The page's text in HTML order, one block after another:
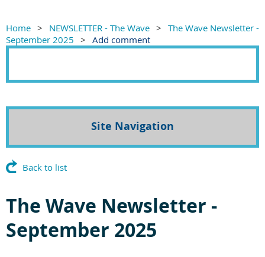
Home NEWSLETTER - The Wave
The Wave Newsletter -
September 2025
Add comment
Site Navigation
Back to list
The Wave Newsletter -
September 2025